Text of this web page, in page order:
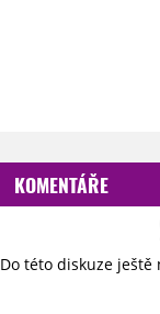
KOMENTÁŘE
Do této diskuze